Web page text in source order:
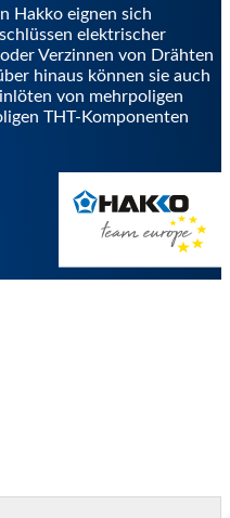
Hakko eignen sich
elektrischer
Verzinnen von Drähten
hinaus können sie auch
von mehrpoligen
THT-Komponenten